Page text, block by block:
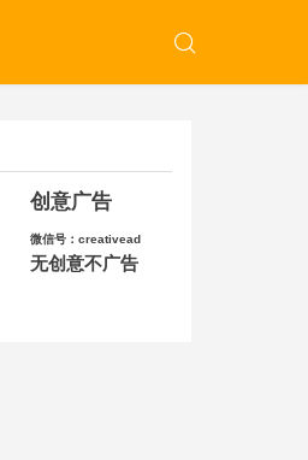
创意广告
微信号：creativead
无创意不广告